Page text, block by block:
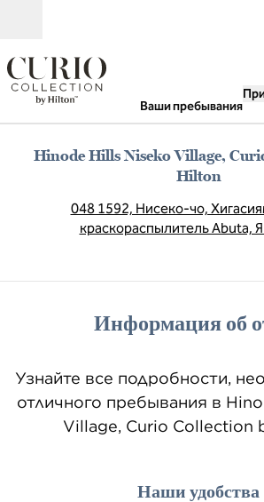
Ваши пребывания
Hinode Hills Niseko Village,
Hilton
048 1592, Нисеко-чо,
краскораспылитель Abuta,
Информация об
Узнайте все подробности,
отличного пребывания в
Village, Curio Collection
Наши удобства